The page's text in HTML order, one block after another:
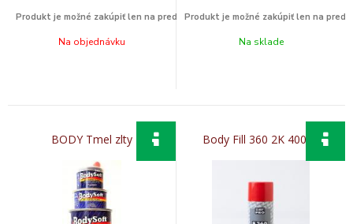
Na objednávku Na sklade
BODY Tmel zlty Body Fill 360 2K 400ml